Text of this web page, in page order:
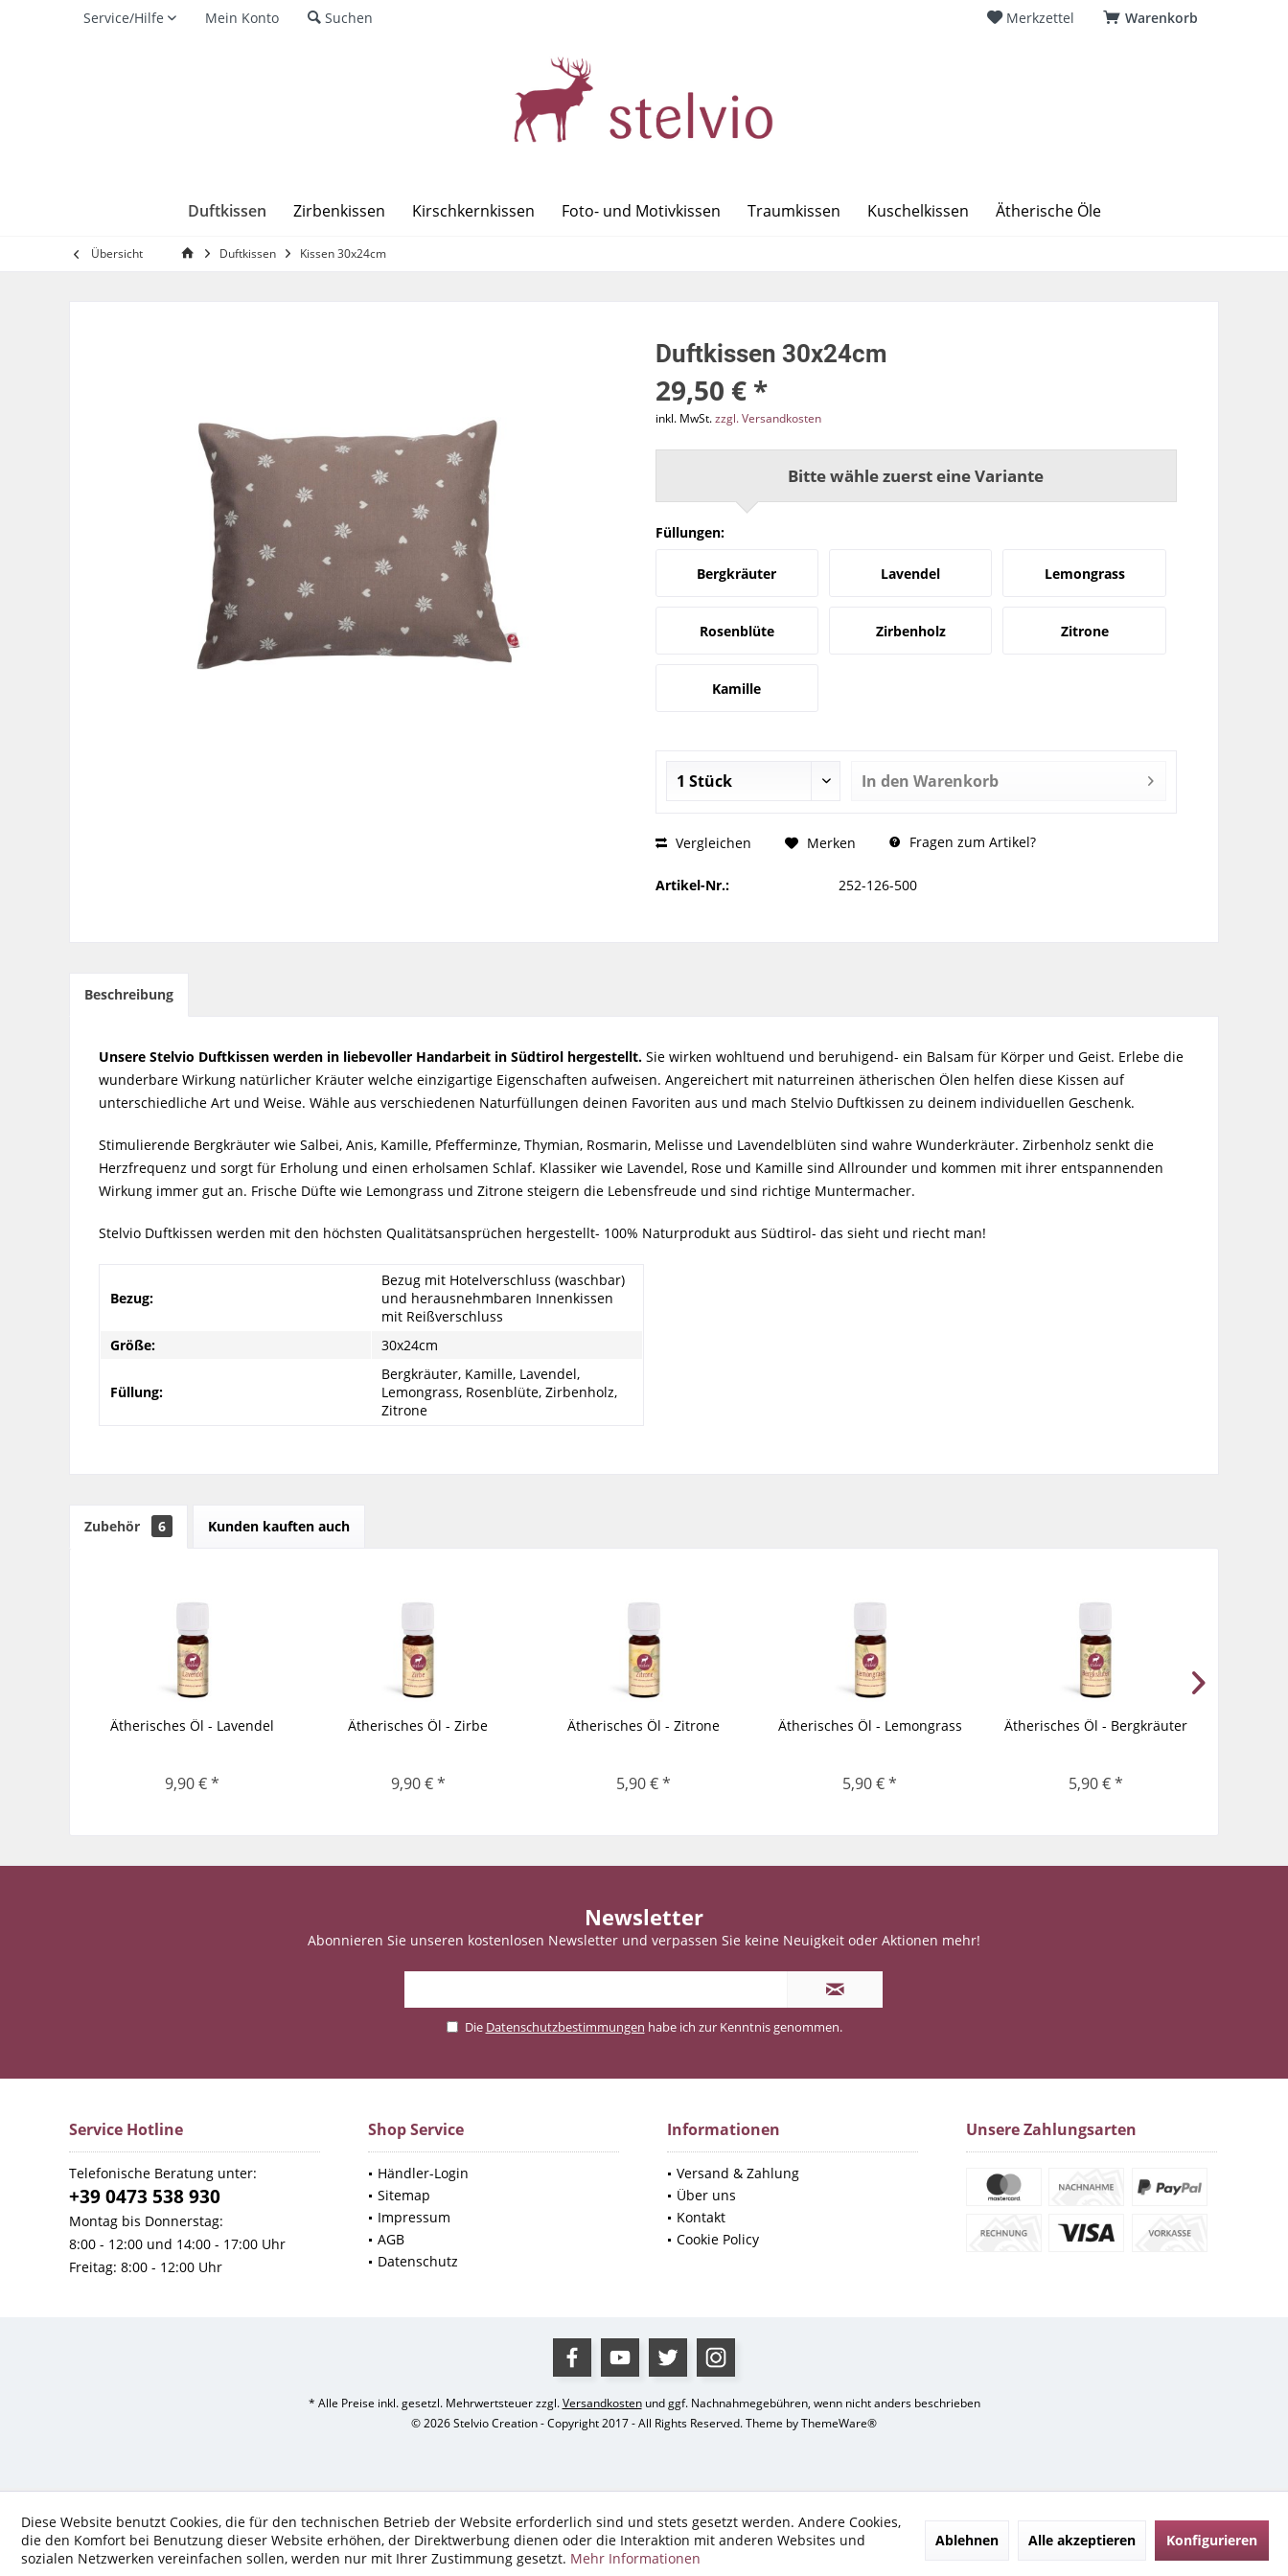
Warenkorb
Merkzettel
Service/Hilfe Mein Konto Suchen
Duftkissen Zirbenkissen Kirschkernkissen Foto- und Motivkissen Traumkissen Kuschelkissen Ätherische Öle
Übersicht Duftkissen Kissen 30x24cm
Duftkissen 30x24cm
29,50 € *
inkl. MwSt.zzgl. Versandkosten
Bitte wähle zuerst eine Variante
Füllungen:
Bergkräuter Lavendel Lemongrass
Rosenblüte Zirbenholz Zitrone
Kamille
In den Warenkorb
Vergleichen Merken Fragen zum Artikel?
Artikel-Nr.: 252-126-500
Beschreibung
Unsere Stelvio Duftkissen werden in liebevoller Handarbeit in Südtirol hergestellt. Sie wirken wohltuend und beruhigend- ein Balsam für Körper und Geist. Erlebe die
wunderbare Wirkung natürlicher Kräuter welche einzigartige Eigenschaften aufweisen. Angereichert mit naturreinen ätherischen Ölen helfen diese Kissen auf
unterschiedliche Art und Weise. Wähle aus verschiedenen Naturfüllungen deinen Favoriten aus und mach Stelvio Duftkissen zu deinem individuellen Geschenk.
Stimulierende Bergkräuter wie Salbei, Anis, Kamille, Pfefferminze, Thymian, Rosmarin, Melisse und Lavendelblüten sind wahre Wunderkräuter. Zirbenholz senkt die
Herzfrequenz und sorgt für Erholung und einen erholsamen Schlaf. Klassiker wie Lavendel, Rose und Kamille sind Allrounder und kommen mit ihrer entspannenden
Wirkung immer gut an. Frische Düfte wie Lemongrass und Zitrone steigern die Lebensfreude und sind richtige Muntermacher.
Stelvio Duftkissen werden mit den höchsten Qualitätsansprüchen hergestellt- 100% Naturprodukt aus Südtirol- das sieht und riecht man!
Bezug:
Bezug mit Hotelverschluss (waschbar)
und herausnehmbaren Innenkissen
mit Reißverschluss
Größe:
30x24cm
Füllung:
Bergkräuter, Kamille, Lavendel,
Lemongrass, Rosenblüte, Zirbenholz,
Zitrone
Zubehör 6 Kunden kauften auch
Ätherisches Öl - Lavendel
9,90 € *
Ätherisches Öl - Zirbe
9,90 € *
Ätherisches Öl - Zitrone
5,90 € *
Ätherisches Öl - Lemongrass
5,90 € *
Ätherisches Öl - Bergkräuter
5,90 € *
Newsletter
Abonnieren Sie unseren kostenlosen Newsletter und verpassen Sie keine Neuigkeit oder Aktionen mehr!
Die Datenschutzbestimmungen habe ich zur Kenntnis genommen.
Service Hotline
Telefonische Beratung unter:
+39 0473 538 930
Montag bis Donnerstag:
8:00 - 12:00 und 14:00 - 17:00 Uhr
Freitag: 8:00 - 12:00 Uhr
Shop Service
Händler-Login
Sitemap
Impressum
AGB
Datenschutz
Informationen
Versand & Zahlung
Über uns
Kontakt
Cookie Policy
Unsere Zahlungsarten
* Alle Preise inkl. gesetzl. Mehrwertsteuer zzgl.Versandkostenund ggf. Nachnahmegebühren, wenn nicht anders beschrieben
© 2026 Stelvio Creation - Copyright 2017 - All Rights Reserved. Theme byThemeWare®
Diese Website benutzt Cookies, die für den technischen Betrieb der Website erforderlich sind und stets gesetzt werden. Andere Cookies,
die den Komfort bei Benutzung dieser Website erhöhen, der Direktwerbung dienen oder die Interaktion mit anderen Websites und
sozialen Netzwerken vereinfachen sollen, werden nur mit Ihrer Zustimmung gesetzt. Mehr Informationen
Ablehnen Alle akzeptieren Konfigurieren